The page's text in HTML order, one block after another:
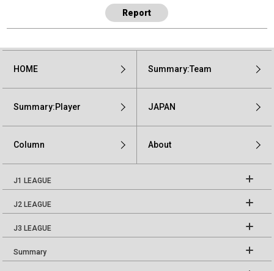
Report
HOME Summary:Team
Summary:Player JAPAN
Column About
J1 LEAGUE
J2 LEAGUE
J3 LEAGUE
Summary